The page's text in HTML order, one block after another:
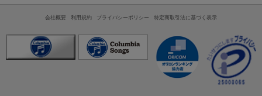
会社概要 利用規約 プライバシーポリシー 特定商取引法に基づく表示